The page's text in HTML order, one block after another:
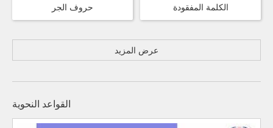
حروف الجر الكلمة المفقودة
عرض المزيد
القواعد النحوية